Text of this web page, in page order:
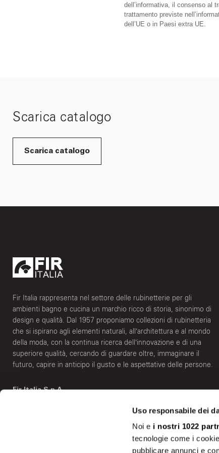
Uso responsabile dei
Noi e i nostri 1022
tecnologie come i
pubblicare annunci e
dell’informativa, il consenso al
trattamento previste
dell’UE o in Paesi extra UE.
Scarica catalogo
Scarica catalogo
Fir Italia rappresenta nel settore delle rubinetterie per gli
ambienti bagno e cucina un marchio ricco di storia, sinonimo di
design e qualità. Dal 1957 proponiamo collezioni di rubinetteria
che si ispirano agli elementi naturali, all’architettura e al mondo
della moda, con la continua ricerca dell’innovazione e di una
superiore qualità, cercando di guardare oltre, immaginare il
futuro, capire in anticipo il gusto e le aspettative delle persone.
Fir Italia S.p.A.